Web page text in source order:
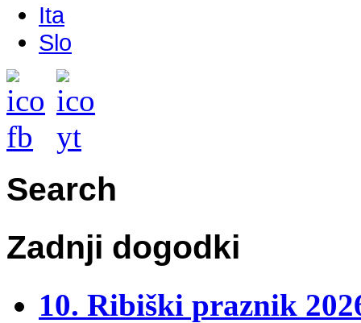
Ita
Slo
Search
Zadnji dogodki
10. Ribiški praznik